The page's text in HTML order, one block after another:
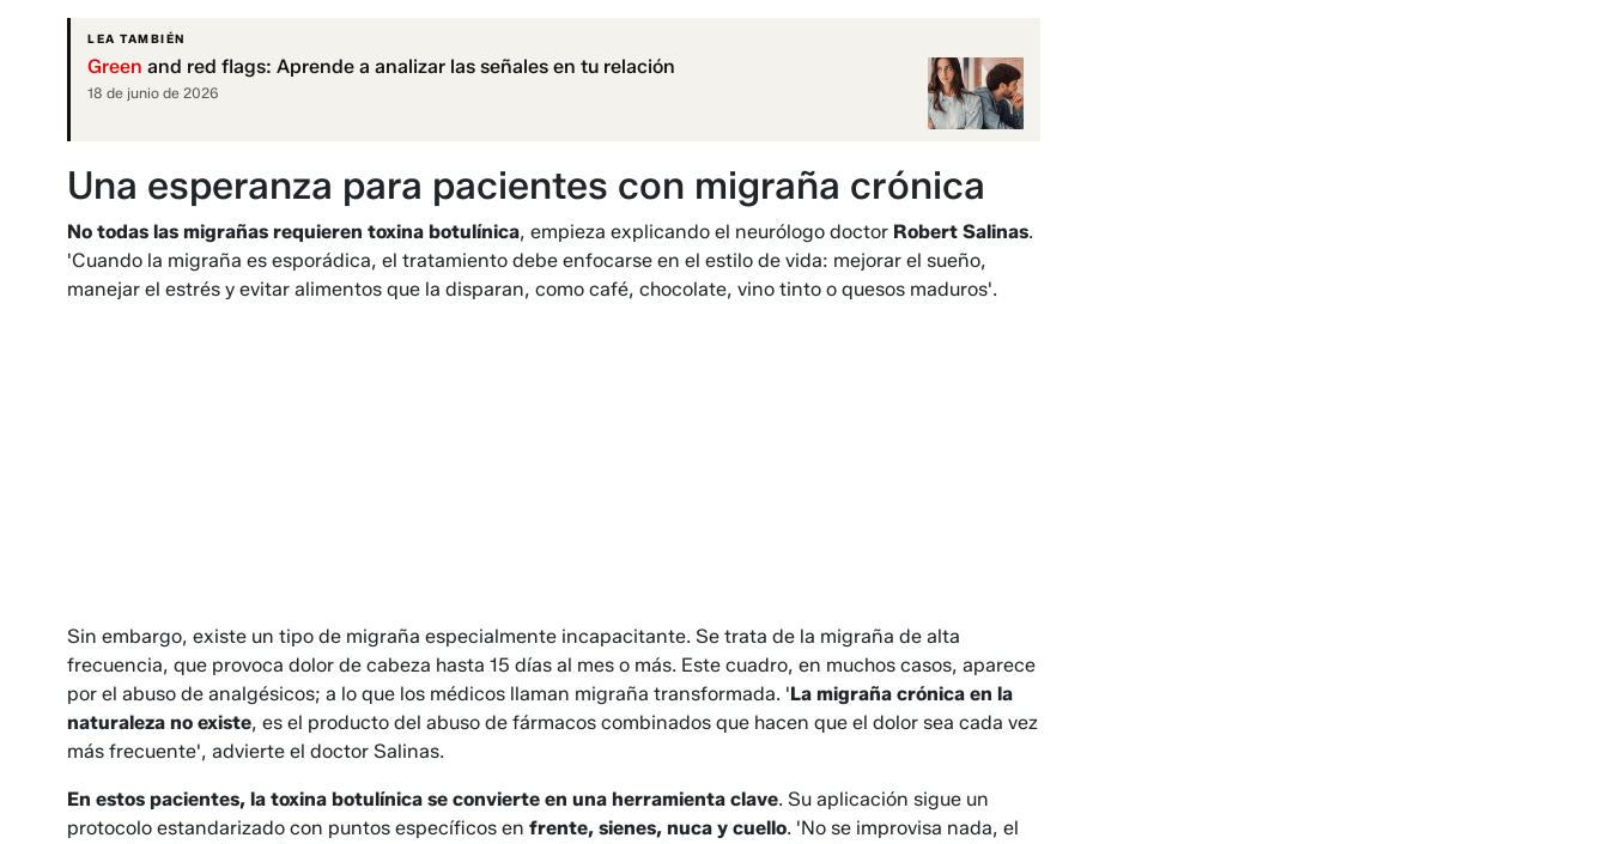
LEA TAMBIÉN
Green and red flags: Aprende a analizar las señales en tu relación
18 de junio de 2026
Una esperanza para pacientes con migraña crónica
No todas las migrañas requieren toxina botulínica, empieza explicando el neurólogo doctor Robert Salinas.
'Cuando la migraña es esporádica, el tratamiento debe enfocarse en el estilo de vida: mejorar el sueño,
manejar el estrés y evitar alimentos que la disparan, como café, chocolate, vino tinto o quesos maduros'.
Sin embargo, existe un tipo de migraña especialmente incapacitante. Se trata de la migraña de alta
frecuencia, que provoca dolor de cabeza hasta 15 días al mes o más. Este cuadro, en muchos casos, aparece
por el abuso de analgésicos; a lo que los médicos llaman migraña transformada. 'La migraña crónica en la
naturaleza no existe, es el producto del abuso de fármacos combinados que hacen que el dolor sea cada vez
más frecuente', advierte el doctor Salinas.
En estos pacientes, la toxina botulínica se convierte en una herramienta clave. Su aplicación sigue un
protocolo estandarizado con puntos específicos en frente, sienes, nuca y cuello. 'No se improvisa nada, el